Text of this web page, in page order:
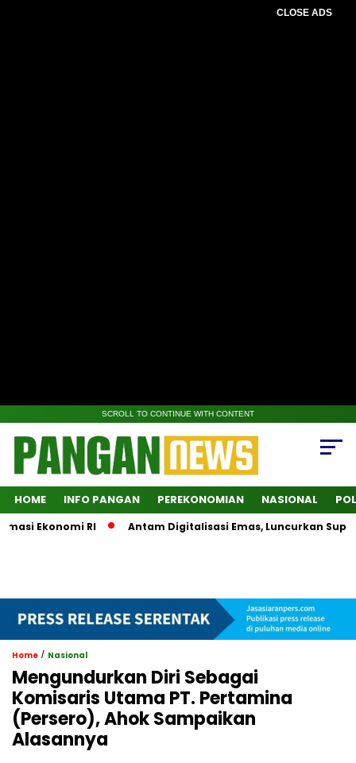
CLOSE ADS
SCROLL TO CONTINUE WITH CONTENT
HOME INFO PANGAN PEREKONOMIAN NASIONAL
Ekonomi RI Antam Digitalisasi Emas, Luncurkan
Home / Nasional
Mengundurkan Diri Sebagai
Komisaris Utama PT. Pertamina
(Persero), Ahok Sampaikan
Alasannya